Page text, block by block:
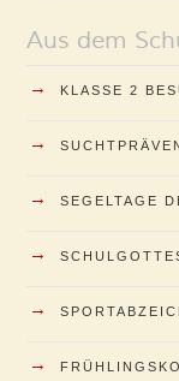
Aus dem
→ KLASSE 2
→
→ SEGELTAGE
→
→
→